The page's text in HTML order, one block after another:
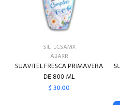
SILTECSAMX
ABARR
SUAVITEL FRESCA PRIMAVERA
DE 800 ML
$ 30.00